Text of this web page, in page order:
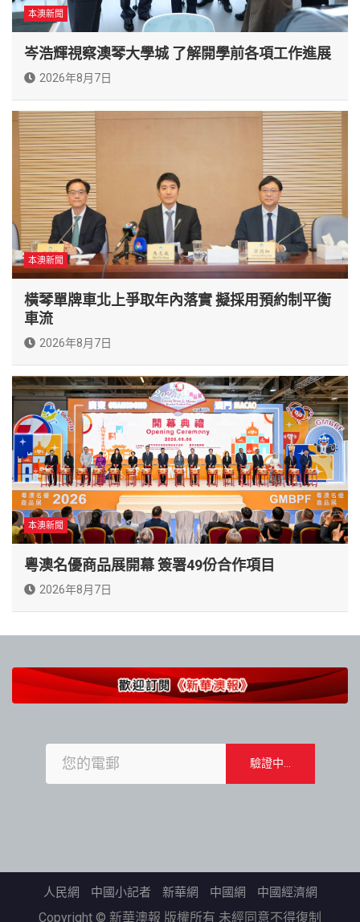
本澳新聞
岑浩輝視察澳琴大學城 了解開學前各項工作進展
2026年8月7日
本澳新聞
橫琴單牌車北上爭取年內落實 擬採用預約制平衡
車流
2026年8月7日
本澳新聞
粵澳名優商品展開幕 簽署49份合作項目
2026年8月7日
人民網 中國小記者 新華網 中國網 中國經濟網
Copyright © 新華澳報 版權所有 未經同意不得復制